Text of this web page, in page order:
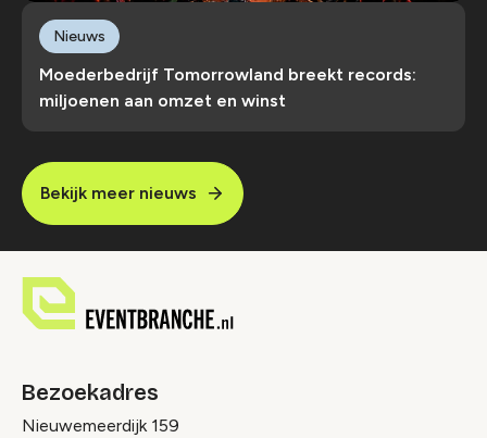
Moederbedrijf Tomorrowland breekt records:
miljoenen aan omzet en winst
Nieuws
Bekijk meer nieuws
Bezoekadres
Nieuwemeerdijk 159